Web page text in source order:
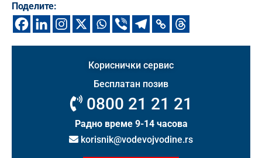
Поделите:
Кориснички сервис
Бесплатан позив
0800 21 21 21
Радно време 9-14 часова
korisnik@vodevojvodine.rs